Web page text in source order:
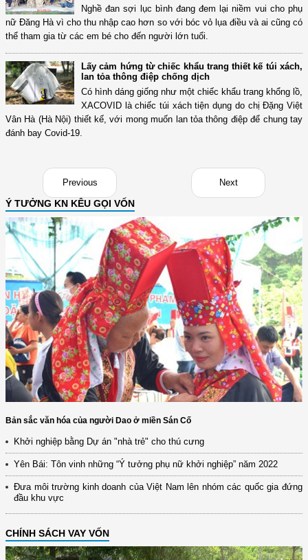
Nghề đan sợi lục bình đang đem lại niềm vui cho phụ
nữ Đăng Hà vì cho thu nhập cao hơn so với bóc vỏ lụa điều và ai cũng có
thể tham gia từ các em bé cho đến người lớn tuổi.
Lấy cảm hứng từ chiếc khẩu trang thiết kế túi xách,
lan tỏa thông điệp chống dịch
Có hình dáng giống như một chiếc khẩu trang khổng lồ,
XACOVID là chiếc túi xách tiện dụng do chị Đặng Việt
Vân Hà (Hà Nội) thiết kế, với mong muốn lan tỏa thông điệp để chung tay
đánh bay Covid-19.
Previous Next
Ý TƯỞNG KN KÊU GỌI VỐN
Bản sắc văn hóa của người Dao ở miền Sán Cố
Khởi nghiệp bằng Dự án "nhà trẻ" cho thú cưng
Yên Bái: Tôn vinh những “Ý tưởng phụ nữ khởi nghiệp” năm 2022
Đưa môi trường kinh doanh của Việt Nam lên nhóm các quốc gia đứng
đầu khu vực
CHÍNH SÁCH VAY VỐN